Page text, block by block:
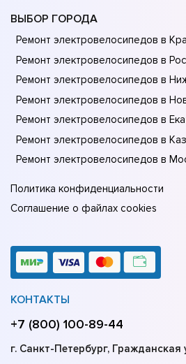
ВЫБОР ГОРОДА
Ремонт электровелосипедов в
Ремонт электровелосипедов в
Ремонт электровелосипедов в
Ремонт электровелосипедов в
Ремонт электровелосипедов в
Ремонт электровелосипедов в
Ремонт электровелосипедов в
Политика конфиденциальности
Соглашение о файлах cookies
КОНТАКТЫ
+7 (800) 100-89-44
г. Санкт-Петербург, Гражданская